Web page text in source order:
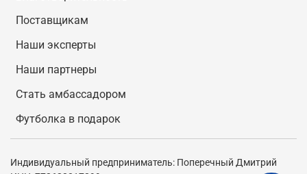
Поставщикам
Наши эксперты
Наши партнеры
Стать амбассадором
Футболка в подарок
Индивидуальный предприниматель: Поперечный Дмитрий